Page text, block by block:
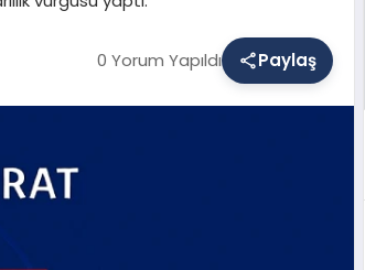
0 Yorum Yapıldı Paylaş